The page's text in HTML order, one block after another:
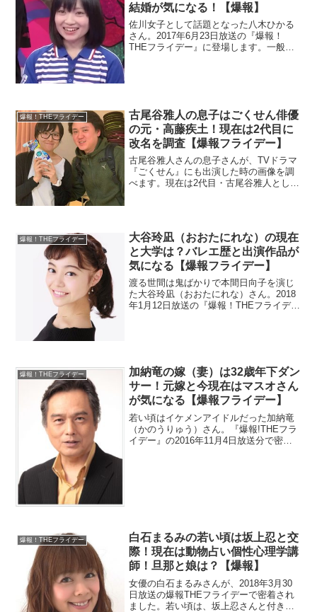
結婚が気になる！【爆報】
佐川女子として話題となった八木ひかる
さん。2017年6月23日放送の『爆報！
THEフライデー』に登場します。一般人
爆報！THEフライデー
古尾谷雅人の息子はごくせん俳優
の元・高藤疾土！現在は2代目に
改名を調査【爆報フライデー】
古尾谷雅人さんの息子さんが、TVドラマ
『ごくせん』にも出演した時の画像を調
べます。現在は2代目・古尾谷雅人として
爆報！THEフライデー
大谷玲凪（おおたにれな）の現在
と大学は？バレエ歴と出演作品が
気になる【爆報フライデー】
渡る世間は鬼ばかりで本間日向子を演じ
た大谷玲凪（おおたにれな）さん。2018
年1月12日放送の『爆報！THEフライデ
爆報！THEフライデー
加納竜の嫁（妻）は32歳年下ダン
サー！元嫁と今現在はマスオさん
が気になる【爆報フライデー】
若い頃はイケメンアイドルだった加納竜
（かのうりゅう）さん。『爆報!THEフラ
イデー』の2016年11月4日放送分で密着
爆報！THEフライデー
白石まるみの若い頃は坂上忍と交
際！現在は動物占い個性心理学講
師！旦那と娘は？【爆報】
女優の白石まるみさんが、2018年3月30
日放送の爆報THEフライデーで密着され
ました。若い頃は、坂上忍さんと付き合